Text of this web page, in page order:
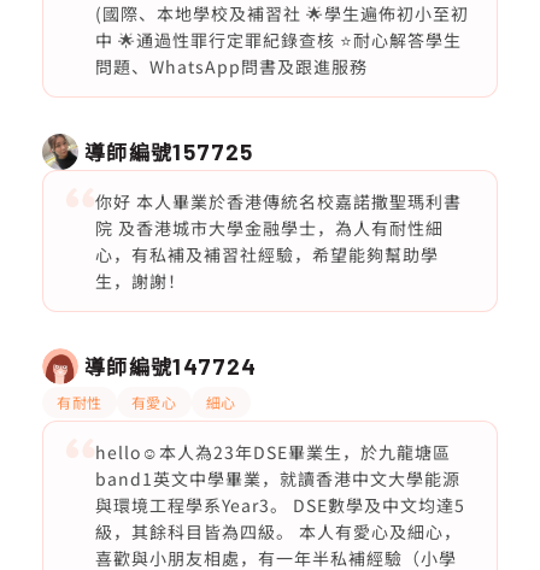
(國際、本地學校及補習社 🌟學生遍佈初小至初
中 🌟通過性罪行定罪紀錄查核 ⭐️耐心解答學生
問題、WhatsApp問書及跟進服務
導師編號157725
你好 本人畢業於香港傳統名校嘉諾撒聖瑪利書
院 及香港城市大學金融學士，為人有耐性細
心，有私補及補習社經驗，希望能夠幫助學
生，謝謝！
導師編號147724
有耐性 有愛心 細心
hello☺️本人為23年DSE畢業生，於九龍塘區
band1英文中學畢業，就讀香港中文大學能源
與環境工程學系Year3。 DSE數學及中文均達5
級，其餘科目皆為四級。 本人有愛心及細心，
喜歡與小朋友相處，有一年半私補經驗（小學